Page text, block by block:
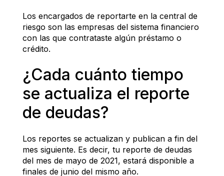
Los encargados de reportarte en la central de
riesgo son las empresas del sistema financiero
con las que contrataste algún préstamo o
crédito.
¿Cada cuánto tiempo
se actualiza el reporte
de deudas?
Los reportes se actualizan y publican a fin del
mes siguiente. Es decir, tu reporte de deudas
del mes de mayo de 2021, estará disponible a
finales de junio del mismo año.